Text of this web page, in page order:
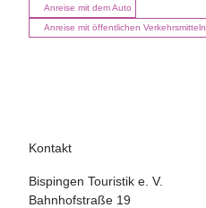
Anreise mit dem Auto
Anreise mit öffentlichen Verkehrsmitteln
Kontakt
Bispingen Touristik e. V.
Bahnhofstraße 19